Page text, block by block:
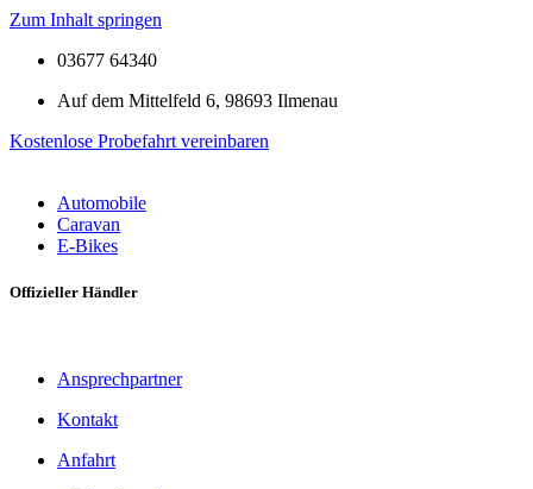
Zum Inhalt springen
03677 64340
Auf dem Mittelfeld 6, 98693 Ilmenau
Kostenlose Probefahrt vereinbaren
Automobile
Caravan
E-Bikes
Offizieller Händler
Ansprechpartner
Kontakt
Anfahrt